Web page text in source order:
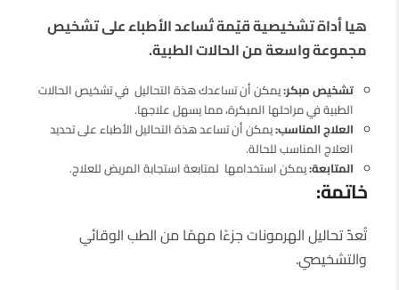
هيا أداة تشخيصية قيّمة تُساعد الأطباء على تشخيص
مجموعة واسعة من الحالات الطبية.
تشخيص مبكر:يمكن أن تساعدك هذة التحاليل في تشخيص الحالات
الطبية في مراحلها المبكرة، مما يسهل علاجها.
العلاج المناسب:يمكن أن تساعد هذة التحاليل الأطباء على تحديد
العلاج المناسب للحالة.
المتابعة:يمكن استخدامها لمتابعة استجابة المريض للعلاج.
خاتمة:
تُعدّ تحاليل الهرمونات جزءًا مهمًا من الطب الوقائي
والتشخيصي.